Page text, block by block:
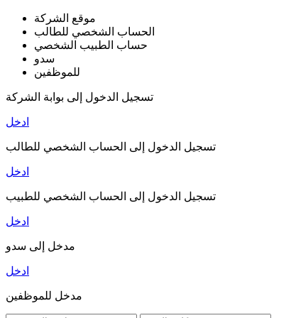
موقع الشركة
الحساب الشخصي للطالب
حساب الطبيب الشخصي
سدو
للموظفين
تسجيل الدخول إلى بوابة الشركة
ادخل
تسجيل الدخول إلى الحساب الشخصي للطالب
ادخل
تسجيل الدخول إلى الحساب الشخصي للطبيب
ادخل
مدخل إلى سدو
ادخل
مدخل للموظفين